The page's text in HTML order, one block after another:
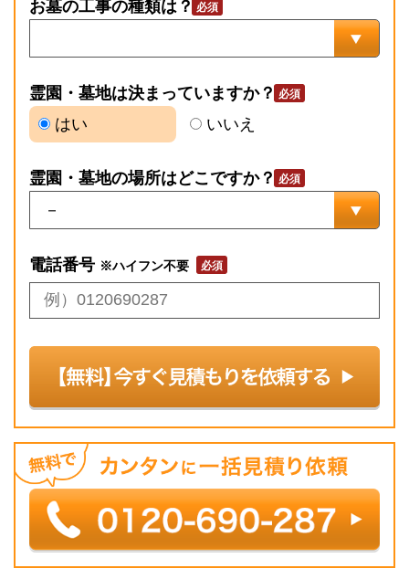
お墓の工事の種類は？
霊園・墓地は決まっていますか？
はい
いいえ
霊園・墓地の場所はどこですか？
電話番号 ※ハイフン不要